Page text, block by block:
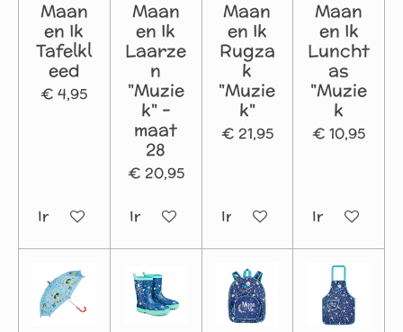
Maan
en Ik
Tafelkl
eed
€ 4,95
In winkelwagen
Maan
en Ik
Laarze
n
"Muzie
k" -
maat
28
€ 20,95
In winkelwagen
Maan
en Ik
Rugza
k
"Muzie
k"
€ 21,95
In winkelwagen
Maan
en Ik
Luncht
as
"Muzie
k
€ 10,95
In